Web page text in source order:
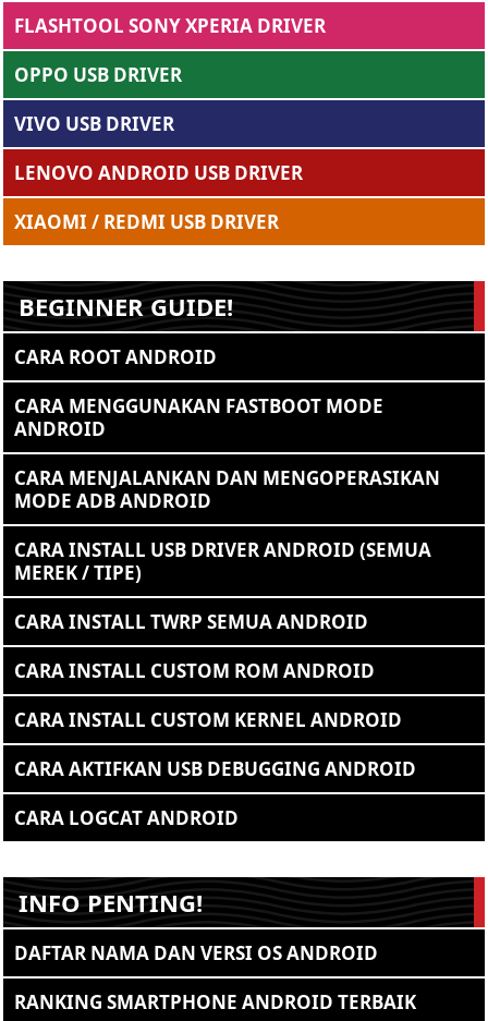
FLASHTOOL SONY XPERIA DRIVER
OPPO USB DRIVER
VIVO USB DRIVER
LENOVO ANDROID USB DRIVER
XIAOMI / REDMI USB DRIVER
BEGINNER GUIDE!
CARA ROOT ANDROID
CARA MENGGUNAKAN FASTBOOT MODE
ANDROID
CARA MENJALANKAN DAN MENGOPERASIKAN
MODE ADB ANDROID
CARA INSTALL USB DRIVER ANDROID (SEMUA
MEREK / TIPE)
CARA INSTALL TWRP SEMUA ANDROID
CARA INSTALL CUSTOM ROM ANDROID
CARA INSTALL CUSTOM KERNEL ANDROID
CARA AKTIFKAN USB DEBUGGING ANDROID
CARA LOGCAT ANDROID
INFO PENTING!
DAFTAR NAMA DAN VERSI OS ANDROID
RANKING SMARTPHONE ANDROID TERBAIK